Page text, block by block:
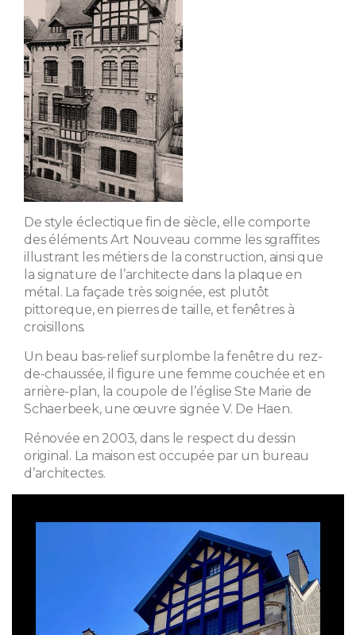
De style éclectique fin de siècle, elle comporte
des éléments Art Nouveau comme les sgraffites
illustrant les métiers de la construction, ainsi que
la signature de l’architecte dans la plaque en
métal. La façade très soignée, est plutôt
pittoreque, en pierres de taille, et fenêtres à
croisillons.
Un beau bas-relief surplombe la fenêtre du rez-
de-chaussée, il figure une femme couchée et en
arrière-plan, la coupole de l’église Ste Marie de
Schaerbeek, une œuvre signée V. De Haen.
Rénovée en 2003, dans le respect du dessin
original. La maison est occupée par un bureau
d’architectes.